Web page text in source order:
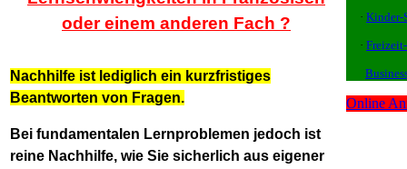
oder einem anderen Fach ?
Nachhilfe ist lediglich ein kurzfristiges
Beantworten von Fragen.
Bei fundamentalen Lernproblemen jedoch ist
reine Nachhilfe, wie Sie sicherlich aus eigener
· Kinder-
·
Online